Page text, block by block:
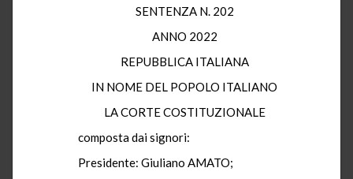
SENTENZA N. 202
ANNO 2022
REPUBBLICA ITALIANA
IN NOME DEL POPOLO ITALIANO
LA CORTE COSTITUZIONALE
composta dai signori:
Presidente: Giuliano AMATO;